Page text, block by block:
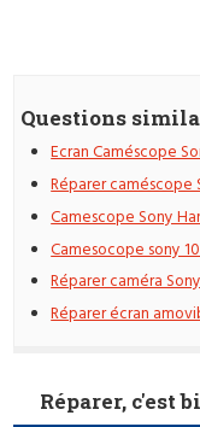
Questions
Ecran Caméscope
Réparer caméscope
Camescope Sony
Camesocope sony
Réparer caméra
Réparer écran
Réparer, c'est